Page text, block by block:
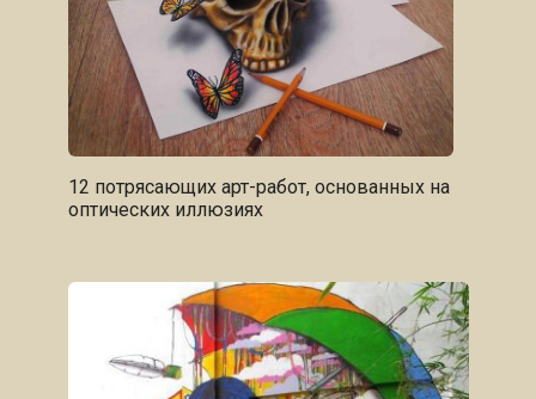
12 потрясающих арт-работ, основанных на
оптических иллюзиях